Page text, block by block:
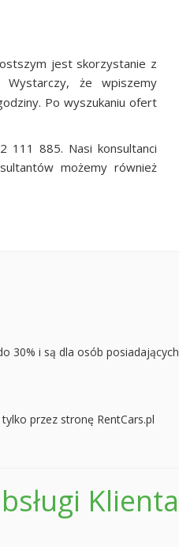
jest skorzystanie z
Wystarczy, że wpiszemy
Po wyszukaniu ofert
111 885. Nasi konsultanci
możemy również
30% i są dla osób posiadających
przez stronę RentCars.pl
Klienta